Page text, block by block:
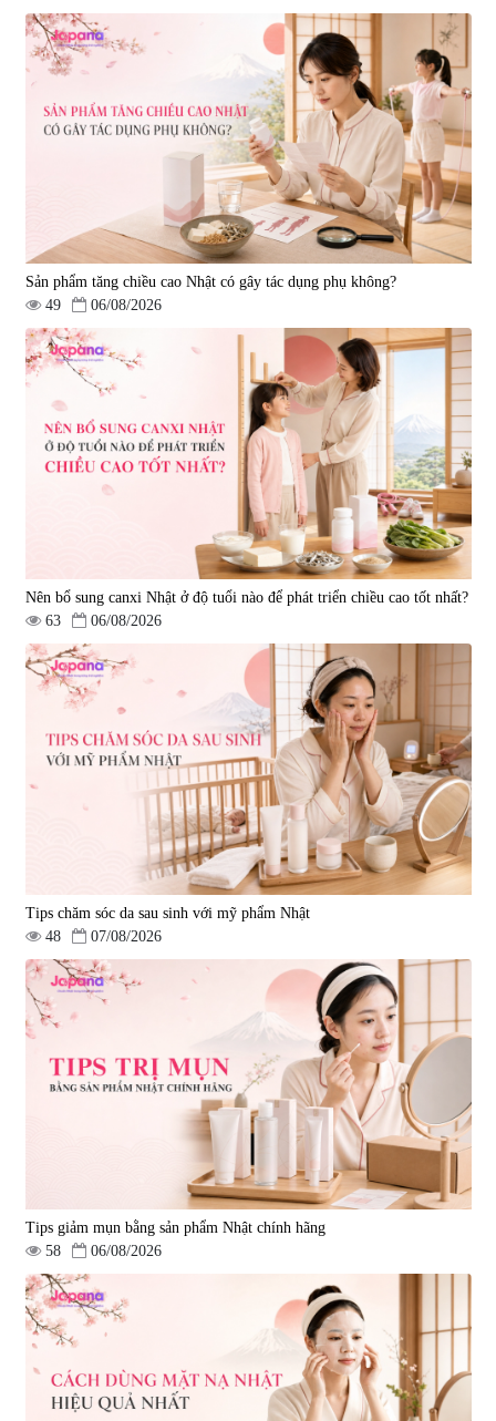
Sản phẩm tăng chiều cao Nhật có gây tác dụng phụ không?
49
06/08/2026
Nên bổ sung canxi Nhật ở độ tuổi nào để phát triển chiều cao tốt nhất?
63
06/08/2026
Tips chăm sóc da sau sinh với mỹ phẩm Nhật
48
07/08/2026
Tips giảm mụn bằng sản phẩm Nhật chính hãng
58
06/08/2026